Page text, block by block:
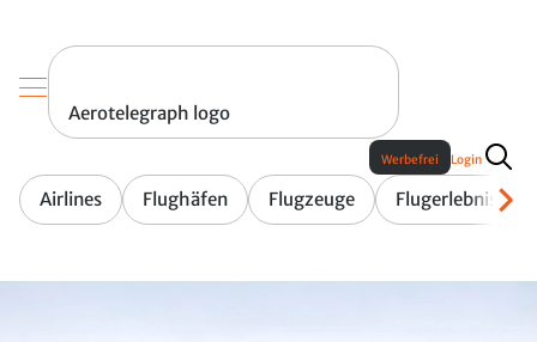
Aerotelegraph logo
Airlines Flughäfen Flugzeuge Flugerlebnis
Werbefrei Login